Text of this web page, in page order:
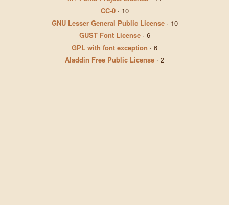
CC-0· 10
GNU Lesser General Public License· 10
GUST Font License· 6
GPL with font exception · 6
Aladdin Free Public License · 2